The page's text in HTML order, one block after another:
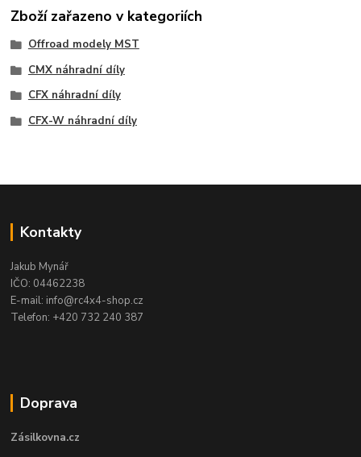
Zboží zařazeno v kategoriích
Offroad modely MST
CMX náhradní díly
CFX náhradní díly
CFX-W náhradní díly
Kontakty
Jakub Mynář
IČO: 04462238
E-mail: info@rc4x4-shop.cz
Telefon: +420 732 240 387
Doprava
Zásilkovna.cz